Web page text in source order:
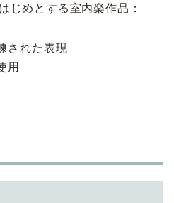
じめとする室内楽作品：
された表現
用